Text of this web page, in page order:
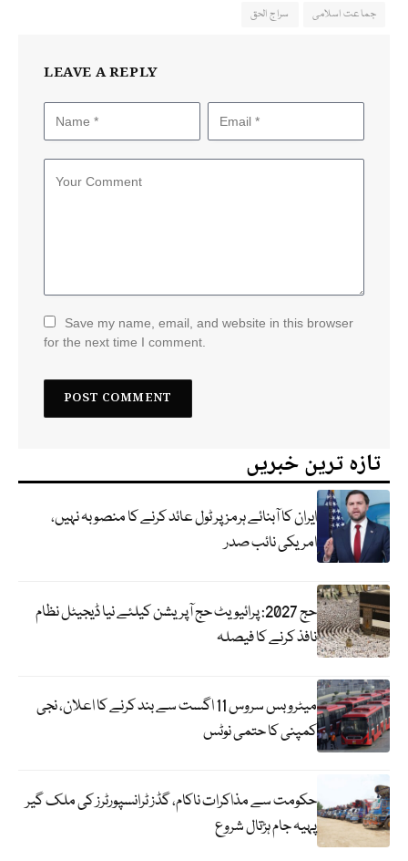
جماعت اسلامی سراج الحق
LEAVE A REPLY
Save my name, email, and website in this browser
for the next time I comment.
تازہ ترین خبریں
ایران کا آبنائے ہرمز پر ٹول عائد کرنے کا منصوبہ نہیں،
امریکی نائب صدر
حج 2027: پرائیویٹ حج آپریشن کیلئے نیا ڈیجیٹل نظام
نافذ کرنے کا فیصلہ
میٹرو بس سروس 11 اگست سے بند کرنے کا اعلان، نجی
کمپنی کا حتمی نوٹس
حکومت سے مذاکرات ناکام، گڈز ٹرانسپورٹرز کی ملک گیر
پہیہ جام ہڑتال شروع